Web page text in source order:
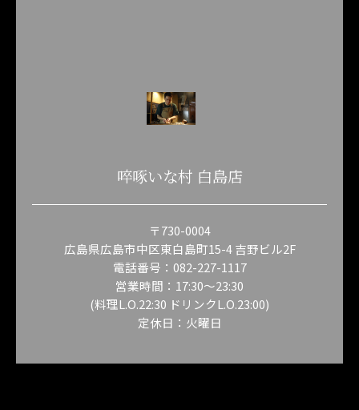
啐啄いな村 白島店
〒730-0004
広島県広島市中区東白島町15-4 吉野ビル2F
電話番号：082-227-1117
営業時間：17:30～23:30
(料理L.O.22:30 ドリンクL.O.23:00)
定休日：火曜日